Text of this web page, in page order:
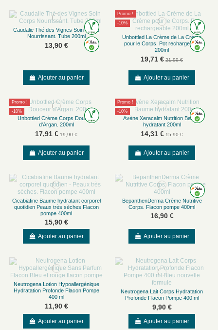
Caudalie Thé des Vignes Soin Corps
Nourrissant. Tube 200ml
13,90 €
Ajouter au panier
Promo !
-10%
Unbottled La Crème de La Crème
pour le Corps. Pot rechargeable
200ml
19,71 € 21,90 €
Ajouter au panier
Promo !
-10%
Unbottled Crème Corps Douceur
d'Argan. 200ml
17,91 € 19,90 €
Ajouter au panier
Promo !
-10%
Avène Xeracalm Nutrition Baume
hydratant 200ml
14,31 € 15,90 €
Ajouter au panier
Cicabiafine Baume hydratant corporel
quotidien Peaux très sèches Flacon
pompe 400ml
15,90 €
Ajouter au panier
BepanthenDerma Crème Nutritive
Corps. Flacon pompe 400ml
16,90 €
Ajouter au panier
Neutrogena Lotion Hypoallergénique
Hydratation Profonde Flacon Pompe
400 ml
11,90 €
Ajouter au panier
Neutrogena Lait Corps Hydratation
Profonde Flacon Pompe 400 ml
9,90 €
Ajouter au panier